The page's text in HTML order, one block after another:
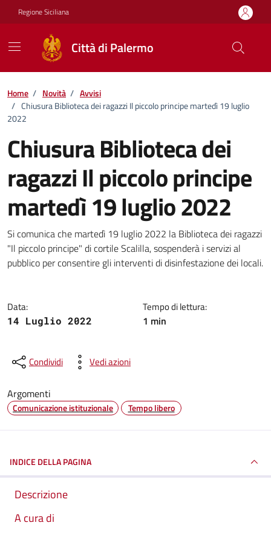
Vai ai contenuti
Vai al footer
Regione Siciliana
Città di Palermo
Home / Novità / Avvisi
/ Chiusura Biblioteca dei ragazzi Il piccolo principe martedì 19 luglio
2022
Chiusura Biblioteca dei
ragazzi Il piccolo principe
martedì 19 luglio 2022
Dettagli della notizia
Si comunica che martedì 19 luglio 2022 la Biblioteca dei ragazzi
"Il piccolo principe" di cortile Scalilla, sospenderà i servizi al
pubblico per consentire gli interventi di disinfestazione dei locali.
Data:
14 Luglio 2022
Tempo di lettura:
1 min
Condividi Vedi azioni
Argomenti
Comunicazione istituzionale Tempo libero
INDICE DELLA PAGINA
Descrizione
A cura di